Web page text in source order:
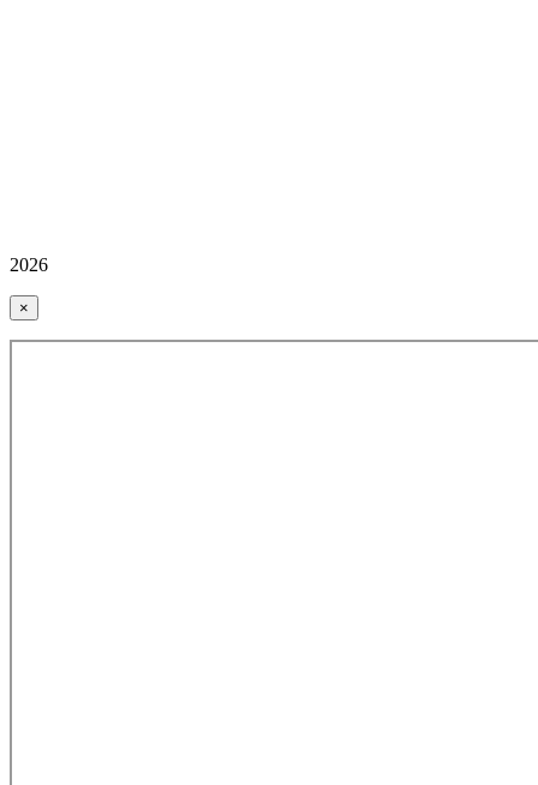
2026
×